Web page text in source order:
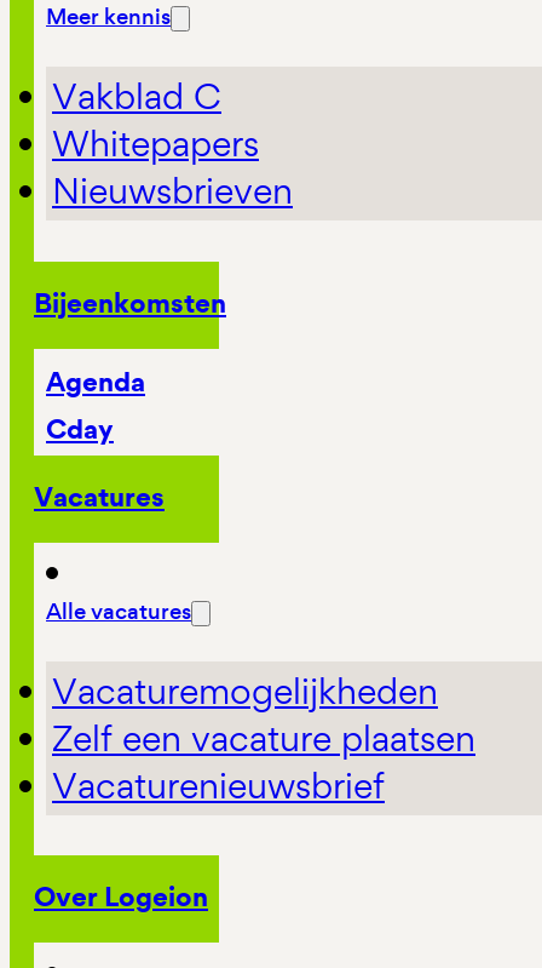
Meer kennis
Vakblad C
Whitepapers
Nieuwsbrieven
Bijeenkomsten
Agenda
Cday
Vacatures
Alle vacatures
Vacaturemogelijkheden
Zelf een vacature plaatsen
Vacaturenieuwsbrief
Over Logeion